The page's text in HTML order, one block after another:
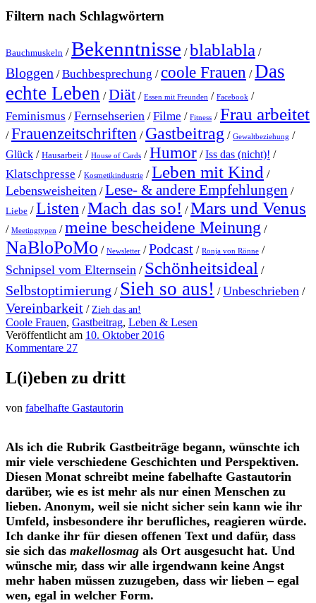
Filtern nach Schlagwörtern
Bauchmuskeln /Bekenntnisse /blablabla /
Bloggen /Buchbesprechung /coole Frauen /Das
echte Leben /Diät / Essen mit Freunden / Facebook /
Feminismus /Fernsehserien /Filme / Fitness /Frau arbeitet
/Frauenzeitschriften / Gastbeitrag / Gewaltbeziehung /
Glück / Hausarbeit / House of Cards /Humor /Iss das (nicht)! /
Klatschpresse / Kosmetikindustrie /Leben mit Kind /
Lebensweisheiten /Lese- & andere Empfehlungen /
Liebe /Listen /Mach das so! /Mars und Venus
/ Meetingtypen /meine bescheidene Meinung /
NaBloPoMo / Newsletter /Podcast / Ronja von Rönne /
Schnipsel vom Elternsein / Schönheitsideal /
Selbstoptimierung / Sieh so aus! /Unbeschrieben /
Vereinbarkeit / Zieh das an!
Coole Frauen, Gastbeitrag, Leben & Lesen
Veröffentlicht am 10. Oktober 2016
Kommentare 27
L(i)eben zu dritt
von fabelhafte Gastautorin
Als ich die Rubrik Gastbeiträge begann, wünschte ich
mir viele verschiedene Geschichten und Perspektiven.
Diesen Monat schreibt meine fabelhafte Gastautorin
darüber, wie es ist mehr als nur einen Menschen zu
lieben. Anonym, weil sie nicht sicher sein kann wie ihr
Umfeld, insbesondere ihr berufliches, reagieren würde.
Ich danke ihr für diesen offenen Text und dafür, dass
sie sich das makellosmag als Ort ausgesucht hat. Und
wünsche mir, dass wir alle irgendwann keine Angst
mehr haben müssen zuzugeben, dass wir lieben – egal
wen, egal in welcher Form.